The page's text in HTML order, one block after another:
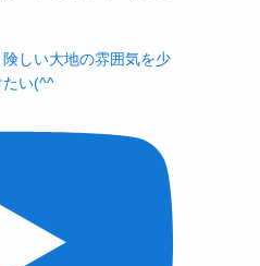
しい大地の雰囲気を少
い(^^ゞ